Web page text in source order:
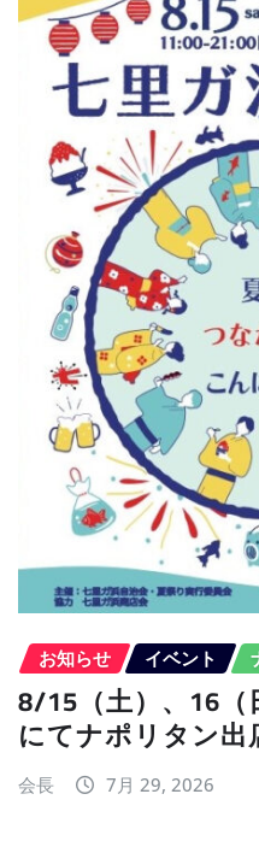
お知らせ イベント
8/15（土）、16（
にてナポリタン出
会長 7月 29, 2026